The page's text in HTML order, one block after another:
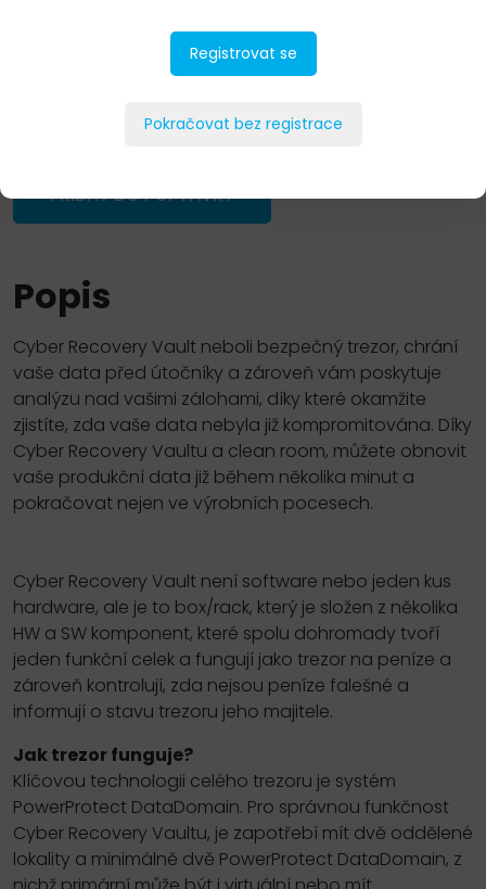
PŘIDAT DO POPTÁVKY
Popis
Cyber Recovery Vault neboli bezpečný trezor, chrání
vaše data před útočníky a zároveň vám poskytuje
analýzu nad vašimi zálohami, díky které okamžite
zjistíte, zda vaše data nebyla již kompromitována. Díky
Cyber Recovery Vaultu a clean room, můžete obnovit
vaše produkční data již během několika minut a
pokračovat nejen ve výrobních pocesech.
Cyber Recovery Vault není software nebo jeden kus
hardware, ale je to box/rack, který je složen z několika
HW a SW komponent, které spolu dohromady tvoří
jeden funkční celek a fungují jako trezor na peníze a
zároveň kontrolují, zda nejsou peníze falešné a
informují o stavu trezoru jeho majitele.
Jak trezor funguje?
Klíčovou technologii celého trezoru je systém
PowerProtect DataDomain. Pro správnou funkčnost
Cyber Recovery Vaultu, je zapotřebí mít dvě oddělené
lokality a minimálně dvě PowerProtect DataDomain, z
Registrovat se
Pokračovat bez registrace